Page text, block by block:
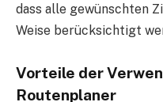
dass alle gewünschten
Weise berücksichtigt
Vorteile der
Routenplaner